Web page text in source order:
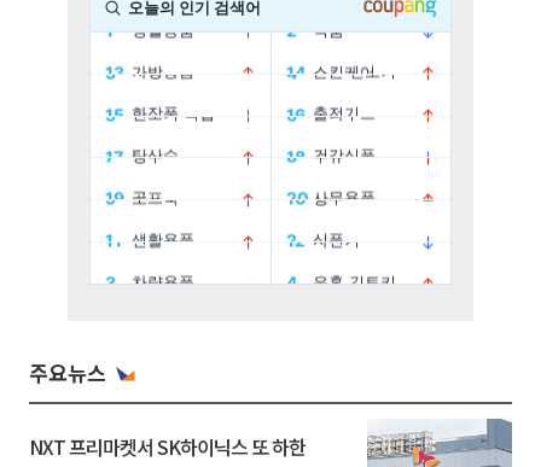
주요뉴스
NXT 프리마켓서 SK하이닉스 또 하한